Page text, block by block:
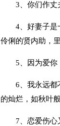
3、你们作丈
4、好妻子是
伶俐的贤内助，
5、因为爱你
6、我永远都
的灿烂，如秋叶
7、恋爱伤心